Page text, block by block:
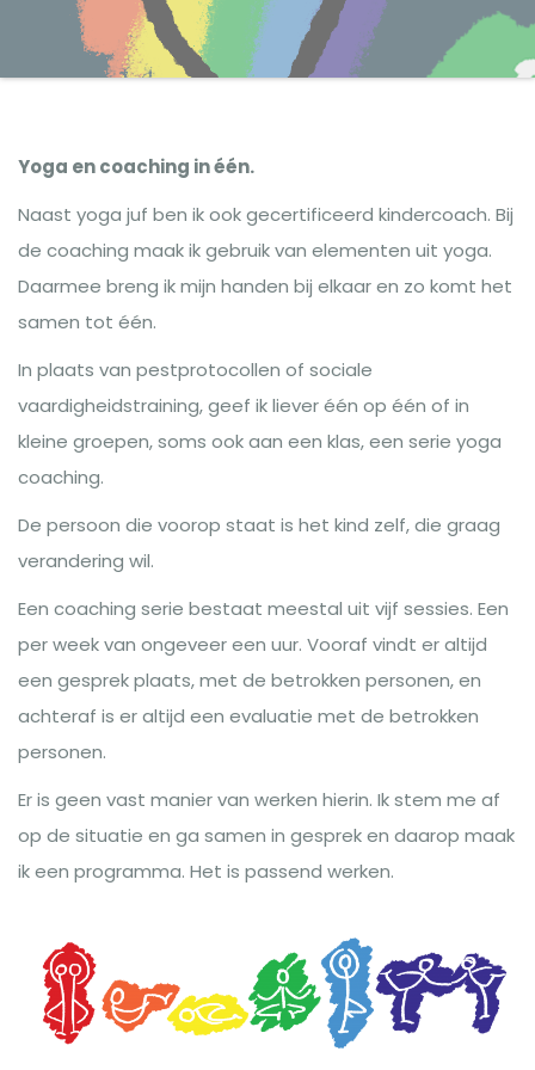
Yoga en coaching in één.
Naast yoga juf ben ik ook gecertificeerd kindercoach. Bij
de coaching maak ik gebruik van elementen uit yoga.
Daarmee breng ik mijn handen bij elkaar en zo komt het
samen tot één.
In plaats van pestprotocollen of sociale
vaardigheidstraining, geef ik liever één op één of in
kleine groepen, soms ook aan een klas, een serie yoga
coaching.
De persoon die voorop staat is het kind zelf, die graag
verandering wil.
Een coaching serie bestaat meestal uit vijf sessies. Een
per week van ongeveer een uur. Vooraf vindt er altijd
een gesprek plaats, met de betrokken personen, en
achteraf is er altijd een evaluatie met de betrokken
personen.
Er is geen vast manier van werken hierin. Ik stem me af
op de situatie en ga samen in gesprek en daarop maak
ik een programma. Het is passend werken.